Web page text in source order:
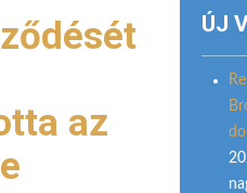
az
ÚJ